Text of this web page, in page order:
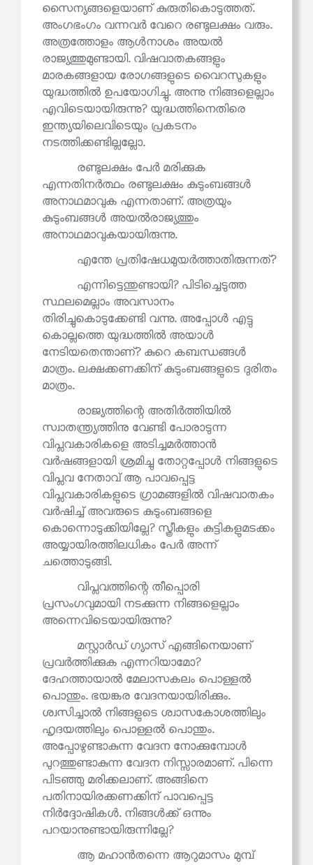
സൈന്യങ്ങളെയാണ് കുരുതികൊടുത്തത്.
അംഗഭംഗം വന്നവർ വേറെ രണ്ടുലക്ഷം വരും.
അത്രത്തോളം ആൾനാശം അയൽ
രാജ്യത്തുമുണ്ടായി. വിഷവാതകങ്ങളും
മാരകങ്ങളായ രോഗങ്ങളുടെ വൈറസുകളും
യുദ്ധത്തിൽ ഉപയോഗിച്ചു. അന്നു നിങ്ങളെല്ലാം
എവിടെയായിരുന്നു? യുദ്ധത്തിനെതിരെ
ഇന്ത്യയിലെവിടെയും പ്രകടനം
നടത്തിക്കണ്ടില്ലല്ലോ.
രണ്ടുലക്ഷം പേർ മരിക്കുക
എന്നതിനർത്ഥം രണ്ടുലക്ഷം കുടുംബങ്ങൾ
അനാഥമാവുക എന്നതാണ്. അത്രയും
കുടുംബങ്ങൾ അയൽരാജ്യത്തും
അനാഥമാവുകയായിരുന്നു.
എന്തേ പ്രതിഷേധമുയർത്താതിരുന്നത്?
എന്നിട്ടെന്തുണ്ടായി? പിടിച്ചെടുത്ത
സ്ഥലമെല്ലാം അവസാനം
തിരിച്ചുകൊടുക്കേണ്ടി വന്നു. അപ്പോൾ എട്ടു
കൊല്ലത്തെ യുദ്ധത്തിൽ അയാൾ
നേടിയതെന്താണ്? കുറെ കബന്ധങ്ങൾ
മാത്രം. ലക്ഷക്കണക്കിന് കുടുംബങ്ങളുടെ ദുരിതം
മാത്രം.
രാജ്യത്തിന്റെ അതിർത്തിയിൽ
സ്വാതന്ത്ര്യത്തിനു വേണ്ടി പോരാടുന്ന
വിപ്ലവകാരികളെ അടിച്ചമർത്താൻ
വർഷങ്ങളായി ശ്രമിച്ചു തോറ്റപ്പോൾ നിങ്ങളുടെ
വിപ്ലവ നേതാവ് ആ പാവപ്പെട്ട
വിപ്ലവകാരികളുടെ ഗ്രാമങ്ങളിൽ വിഷവാതകം
വർഷിച്ച് അവരുടെ കുടുംബങ്ങളെ
കൊന്നൊടുക്കിയില്ലേ? സ്ത്രീകളും കുട്ടികളുമടക്കം
അയ്യായിരത്തിലധികം പേർ അന്ന്
ചത്തൊടുങ്ങി.
വിപ്ലവത്തിന്റെ തീപ്പൊരി
പ്രസംഗവുമായി നടക്കുന്ന നിങ്ങളെല്ലാം
അന്നെവിടെയായിരുന്നു?
മസ്റ്റാർഡ് ഗ്യാസ് എങ്ങിനെയാണ്
പ്രവർത്തിക്കുക എന്നറിയാമോ?
ദേഹത്തായാൽ മേലാസകലം പൊള്ളൽ
പൊന്തും. ഭയങ്കര വേദനയായിരിക്കും.
ശ്വസിച്ചാൽ നിങ്ങളുടെ ശ്വാസകോശത്തിലും
ഹൃദയത്തിലും പൊള്ളൽ പൊന്തും.
അപ്പോഴുണ്ടാകുന്ന വേദന നോക്കുമ്പോൾ
പുറത്തുണ്ടാകുന്ന വേദന നിസ്സാരമാണ്. പിന്നെ
പിടഞ്ഞു മരിക്കലാണ്. അങ്ങിനെ
പതിനായിരക്കണക്കിന് പാവപ്പെട്ട
നിർദ്ദോഷികൾ. നിങ്ങൾക്ക് ഒന്നും
പറയാനുണ്ടായിരുന്നില്ലേ?
ആ മഹാൻതന്നെ ആറുമാസം മുമ്പ്